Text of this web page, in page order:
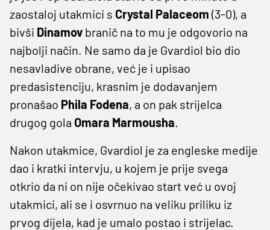
zaostaloj utakmici s Crystal Palaceom (3-0), a
bivši Dinamov branič na to mu je odgovorio na
najbolji način. Ne samo da je Gvardiol bio dio
nesavladive obrane, već je i upisao
predasistenciju, krasnim je dodavanjem
pronašao Phila Fodena, a on pak strijelca
drugog gola Omara Marmousha.
Nakon utakmice, Gvardiol je za engleske medije
dao i kratki intervju, u kojem je prije svega
otkrio da ni on nije očekivao start već u ovoj
utakmici, ali se i osvrnuo na veliku priliku iz
prvog dijela, kad je umalo postao i strijelac.